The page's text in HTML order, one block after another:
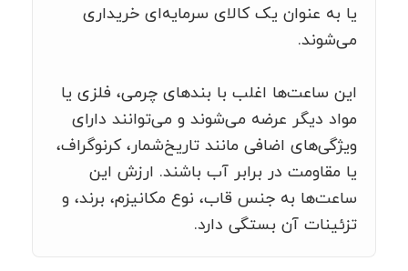
یا به عنوان یک کالای سرمایه‌ای خریداری
می‌شوند.
این ساعت‌ها اغلب با بندهای چرمی، فلزی یا
مواد دیگر عرضه می‌شوند و می‌توانند دارای
ویژگی‌های اضافی مانند تاریخ‌شمار، کرنوگراف،
یا مقاومت در برابر آب باشند. ارزش این
ساعت‌ها به جنس قاب، نوع مکانیزم، برند، و
تزئینات آن بستگی دارد.